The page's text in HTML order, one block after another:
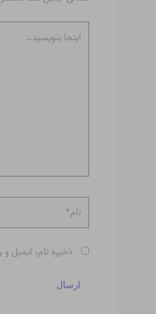
بنویسید…
نام*
ذخیره نام، ایمیل